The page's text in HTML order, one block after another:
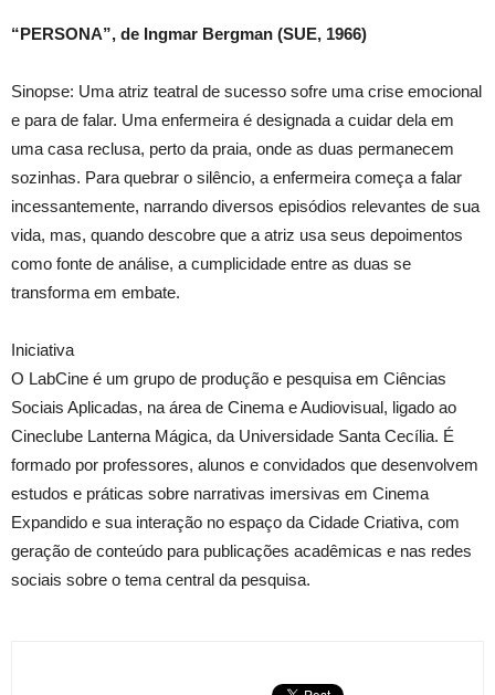
“PERSONA”, de Ingmar Bergman (SUE, 1966)
Sinopse: Uma atriz teatral de sucesso sofre uma crise emocional
e para de falar. Uma enfermeira é designada a cuidar dela em
uma casa reclusa, perto da praia, onde as duas permanecem
sozinhas. Para quebrar o silêncio, a enfermeira começa a falar
incessantemente, narrando diversos episódios relevantes de sua
vida, mas, quando descobre que a atriz usa seus depoimentos
como fonte de análise, a cumplicidade entre as duas se
transforma em embate.
Iniciativa
O LabCine é um grupo de produção e pesquisa em Ciências
Sociais Aplicadas, na área de Cinema e Audiovisual, ligado ao
Cineclube Lanterna Mágica, da Universidade Santa Cecília. É
formado por professores, alunos e convidados que desenvolvem
estudos e práticas sobre narrativas imersivas em Cinema
Expandido e sua interação no espaço da Cidade Criativa, com
geração de conteúdo para publicações acadêmicas e nas redes
sociais sobre o tema central da pesquisa.